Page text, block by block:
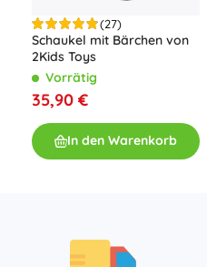
(27)
Schaukel mit Bärchen von
2Kids Toys
Vorrätig
35,90 €
In den Warenkorb